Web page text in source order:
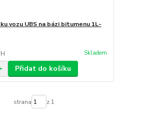
vozu UBS na bázi bitumenu 1L-
Skladem
Přidat do košíku
strana z 1